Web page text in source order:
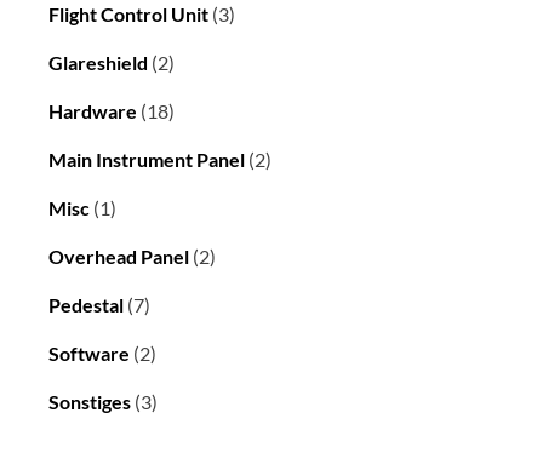
Flight Control Unit (3)
Glareshield (2)
Hardware (18)
Main Instrument Panel (2)
Misc (1)
Overhead Panel (2)
Pedestal (7)
Software (2)
Sonstiges (3)